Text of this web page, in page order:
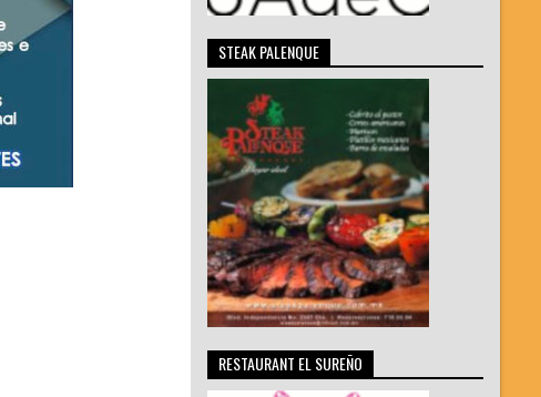
STEAK PALENQUE
RESTAURANT EL SUREÑO